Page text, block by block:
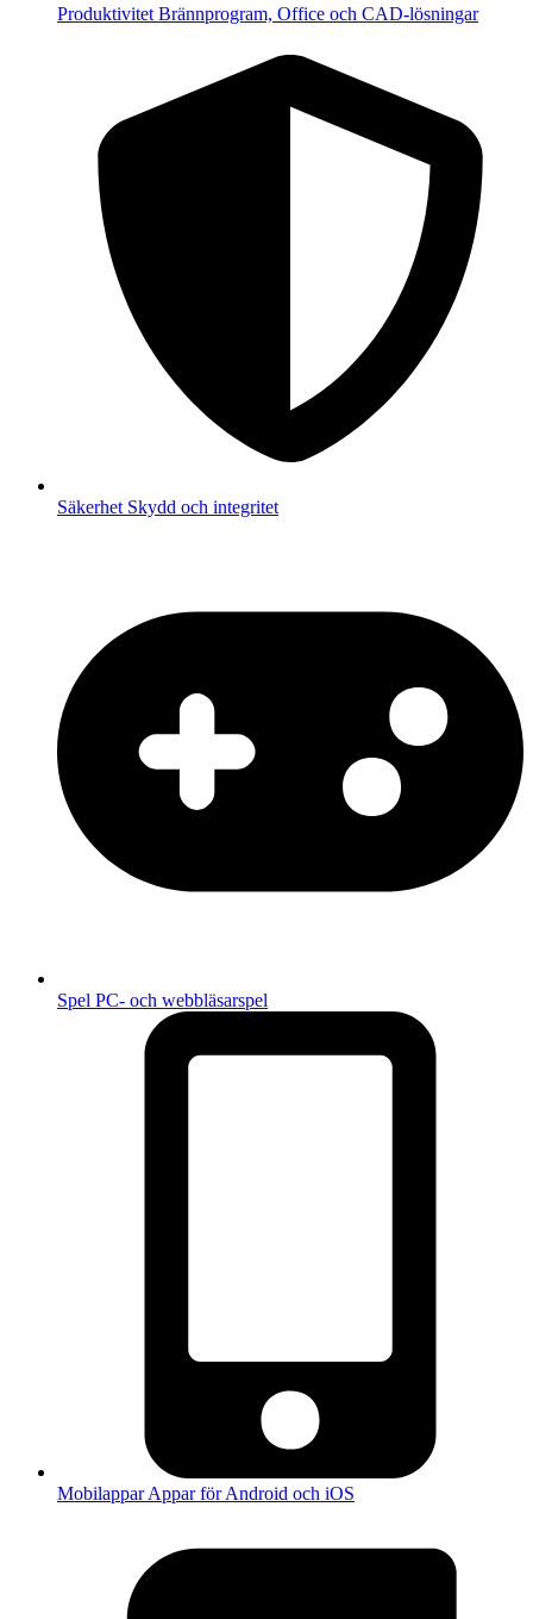
Produktivitet Brännprogram, Office och CAD-lösningar
Säkerhet Skydd och integritet
Spel PC- och webbläsarspel
MobilapparAppar för Android och iOS